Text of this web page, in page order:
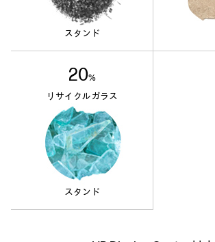
スタンド
20%
リサイクルガラス
スタンド